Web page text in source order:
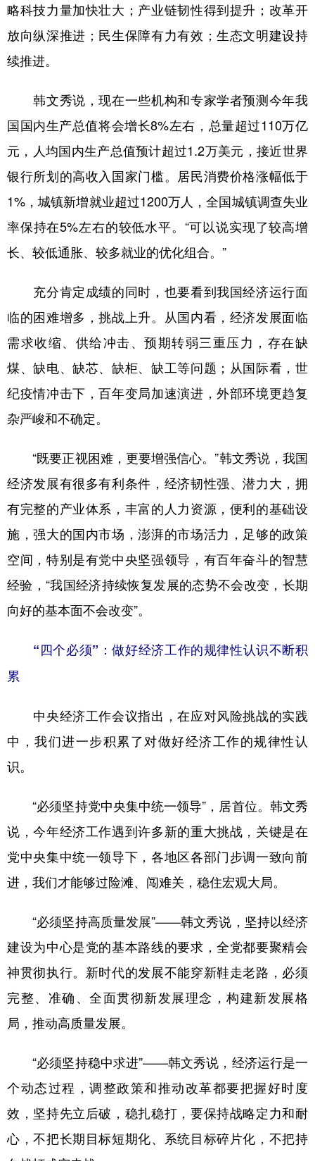
新疆 内蒙古 黑龙江
English Español Français عربى
Русский язык 日本語 한국어
略科技力量加快壮大；产业链韧性得到提升；改革开
放向纵深推进；民生保障有力有效；生态文明建设持
续推进。
韩文秀说，现在一些机构和专家学者预测今年我
国国内生产总值将会增长8%左右，总量超过110万亿
元，人均国内生产总值预计超过1.2万美元，接近世界
银行所划的高收入国家门槛。居民消费价格涨幅低于
1%，城镇新增就业超过1200万人，全国城镇调查失业
率保持在5%左右的较低水平。“可以说实现了较高增
长、较低通胀、较多就业的优化组合。”
充分肯定成绩的同时，也要看到我国经济运行面
临的困难增多，挑战上升。从国内看，经济发展面临
需求收缩、供给冲击、预期转弱三重压力，存在缺
煤、缺电、缺芯、缺柜、缺工等问题；从国际看，世
纪疫情冲击下，百年变局加速演进，外部环境更趋复
杂严峻和不确定。
“既要正视困难，更要增强信心。”韩文秀说，我国
经济发展有很多有利条件，经济韧性强、潜力大，拥
有完整的产业体系，丰富的人力资源，便利的基础设
施，强大的国内市场，澎湃的市场活力，足够的政策
空间，特别是有党中央坚强领导，有百年奋斗的智慧
经验，“我国经济持续恢复发展的态势不会改变，长期
向好的基本面不会改变”。
“四个必须”：做好经济工作的规律性认识不断积
累
中央经济工作会议指出，在应对风险挑战的实践
中，我们进一步积累了对做好经济工作的规律性认
识。
“必须坚持党中央集中统一领导”，居首位。韩文秀
说，今年经济工作遇到许多新的重大挑战，关键是在
党中央集中统一领导下，各地区各部门步调一致向前
进，我们才能够过险滩、闯难关，稳住宏观大局。
“必须坚持高质量发展”——韩文秀说，坚持以经济
建设为中心是党的基本路线的要求，全党都要聚精会
神贯彻执行。新时代的发展不能穿新鞋走老路，必须
完整、准确、全面贯彻新发展理念，构建新发展格
局，推动高质量发展。
“必须坚持稳中求进”——韩文秀说，经济运行是一
个动态过程，调整政策和推动改革都要把握好时度
效，坚持先立后破，稳扎稳打，要保持战略定力和耐
心，不把长期目标短期化、系统目标碎片化，不把持